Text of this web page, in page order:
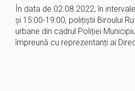
În data de 02.08.2022, în
și 15:00-19:00, polițiștii Biroului
urbane din cadrul Poliției
împreună cu reprezentanți ai